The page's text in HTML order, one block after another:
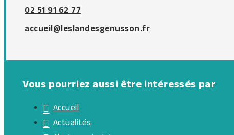
02 51 91 62 77
accueil@leslandesgenusson.fr
Vous pourriez aussi être intéressés par
Accueil
Actualités